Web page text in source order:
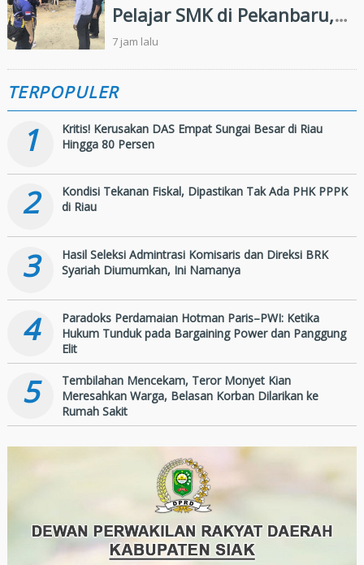
Pelajar SMK di Pekanbaru,
Ungkap Penyebab Kematian
7 jam lalu
TERPOPULER
1
Kritis! Kerusakan DAS Empat Sungai Besar di Riau
Hingga 80 Persen
2
Kondisi Tekanan Fiskal, Dipastikan Tak Ada PHK PPPK
di Riau
3
Hasil Seleksi Admintrasi Komisaris dan Direksi BRK
Syariah Diumumkan, Ini Namanya
4
Paradoks Perdamaian Hotman Paris–PWI: Ketika
Hukum Tunduk pada Bargaining Power dan Panggung
Elit
5
Tembilahan Mencekam, Teror Monyet Kian
Meresahkan Warga, Belasan Korban Dilarikan ke
Rumah Sakit